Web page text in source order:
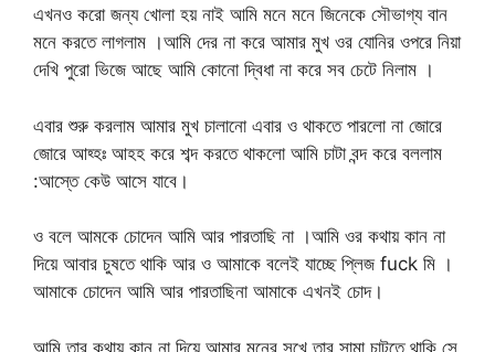
এখনও করো জন্য খোলা হয় নাই আমি মনে মনে জিনেকে সৌভাগ্য বান
মনে করতে লাগলাম ।আমি দের না করে আমার মুখ ওর যোনির ওপরে নিয়া
দেখি পুরো ভিজে আছে আমি কোনো দ্বিধা না করে সব চেটে নিলাম ।
এবার শুরু করলাম আমার মুখ চালানো এবার ও থাকতে পারলো না জোরে
জোরে আহ্হঃ আহহ করে শব্দ করতে থাকলো আমি চাটা বন্দ করে বললাম
:আস্তে কেউ আসে যাবে।
ও বলে আমকে চোদেন আমি আর পারতাছি না ।আমি ওর কথায় কান না
দিয়ে আবার চুষতে থাকি আর ও আমাকে বলেই যাচ্ছে প্লিজ fuck মি ।
আমাকে চোদেন আমি আর পারতাছিনা আমাকে এখনই চোদ।
আমি তার কথায় কান না দিয়ে আমার মনের সুখে তার সামা চাটতে থাকি সে